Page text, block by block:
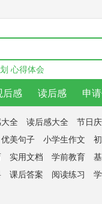
心得体会
后感 读后感 申
全 读后感大全 节日
优美句子 小学生作文
实用文档 学前教育
课后答案 阅读练习